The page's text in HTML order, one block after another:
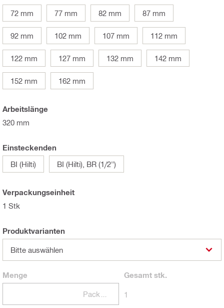
72 mm 77 mm 82 mm 87 mm
92 mm 102 mm 107 mm 112 mm
122 mm 127 mm 132 mm 142 mm
152 mm 162 mm
Arbeitslänge
320 mm
Einsteckenden
BI (Hilti)
BI (Hilti), BR (1/2")
Verpackungseinheit
1 Stk
Produktvarianten
Bitte auswählen
Menge Gesamtstk.
1